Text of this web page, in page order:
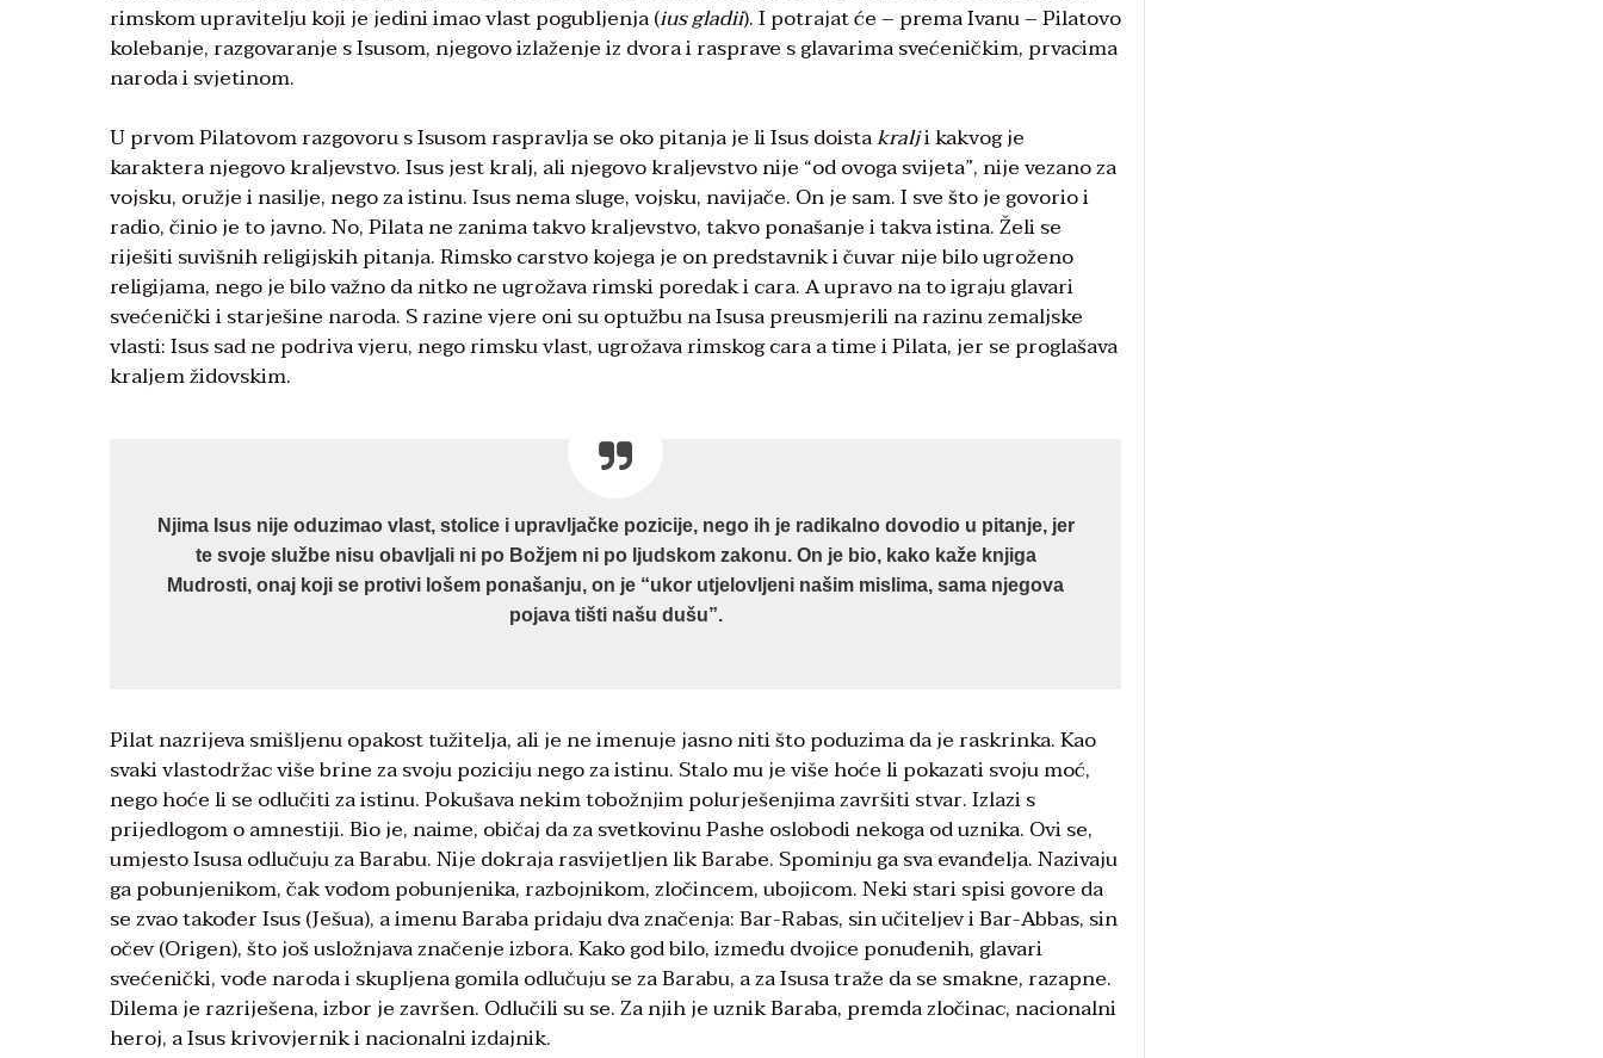
rimskom upravitelju koji je jedini imao vlast pogubljenja (ius gladii). I potrajat će – prema Ivanu – Pilatovo
kolebanje, razgovaranje s Isusom, njegovo izlaženje iz dvora i rasprave s glavarima svećeničkim, prvacima
naroda i svjetinom.
U prvom Pilatovom razgovoru s Isusom raspravlja se oko pitanja je li Isus doistakralji kakvog je
karaktera njegovo kraljevstvo. Isus jest kralj, ali njegovo kraljevstvo nije “od ovoga svijeta”, nije vezano za
vojsku, oružje i nasilje, nego za istinu. Isus nema sluge, vojsku, navijače. On je sam. I sve što je govorio i
radio, činio je to javno. No, Pilata ne zanima takvo kraljevstvo, takvo ponašanje i takva istina. Želi se
riješiti suvišnih religijskih pitanja. Rimsko carstvo kojega je on predstavnik i čuvar nije bilo ugroženo
religijama, nego je bilo važno da nitko ne ugrožava rimski poredak i cara. A upravo na to igraju glavari
svećenički i starješine naroda. S razine vjere oni su optužbu na Isusa preusmjerili na razinu zemaljske
vlasti: Isus sad ne podriva vjeru, nego rimsku vlast, ugrožava rimskog cara a time i Pilata, jer se proglašava
kraljem židovskim.
Njima Isus nije oduzimao vlast, stolice i upravljačke pozicije, nego ih je radikalno dovodio u pitanje, jer
te svoje službe nisu obavljali ni po Božjem ni po ljudskom zakonu. On je bio, kako kaže knjiga
Mudrosti, onaj koji se protivi lošem ponašanju, on je “ukor utjelovljeni našim mislima, sama njegova
pojava tišti našu dušu”.
Pilat nazrijeva smišljenu opakost tužitelja, ali je ne imenuje jasno niti što poduzima da je raskrinka. Kao
svaki vlastodržac više brine za svoju poziciju nego za istinu. Stalo mu je više hoće li pokazati svoju moć,
nego hoće li se odlučiti za istinu. Pokušava nekim tobožnjim polurješenjima završiti stvar. Izlazi s
prijedlogom o amnestiji. Bio je, naime, običaj da za svetkovinu Pashe oslobodi nekoga od uznika. Ovi se,
umjesto Isusa odlučuju za Barabu. Nije dokraja rasvijetljen lik Barabe. Spominju ga sva evanđelja. Nazivaju
ga pobunjenikom, čak vođom pobunjenika, razbojnikom, zločincem, ubojicom. Neki stari spisi govore da
se zvao također Isus (Ješua), a imenu Baraba pridaju dva značenja: Bar-Rabas, sin učiteljev i Bar-Abbas, sin
očev (Origen), što još usložnjava značenje izbora. Kako god bilo, između dvojice ponuđenih, glavari
svećenički, vođe naroda i skupljena gomila odlučuju se za Barabu, a za Isusa traže da se smakne, razapne.
Dilema je razriješena, izbor je završen. Odlučili su se. Za njih je uznik Baraba, premda zločinac, nacionalni
heroj, a Isus krivovjernik i nacionalni izdajnik.